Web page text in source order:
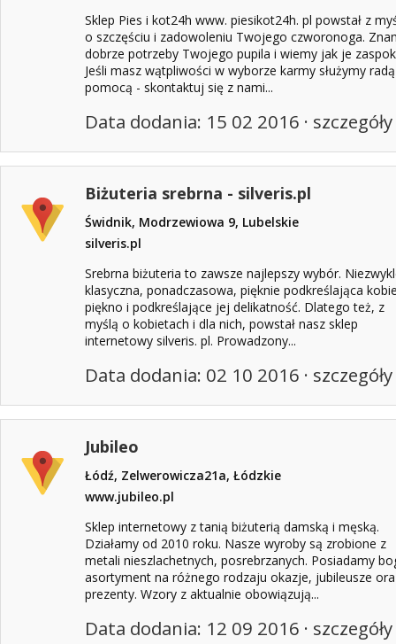
Sklep Pies i kot24h www. piesikot24h. pl powstał z
o szczęściu i zadowoleniu Twojego czworonoga.
dobrze potrzeby Twojego pupila i wiemy jak je
Jeśli masz wątpliwości w wyborze karmy służymy
pomocą - skontaktuj się z nami...
Data dodania: 15 02 2016 ·
Biżuteria srebrna - silveris.pl
Świdnik, Modrzewiowa 9, Lubelskie
silveris.pl
Srebrna biżuteria to zawsze najlepszy wybór.
klasyczna, ponadczasowa, pięknie podkreślająca
piękno i podkreślające jej delikatność. Dlatego też, z
myślą o kobietach i dla nich, powstał nasz sklep
internetowy silveris. pl. Prowadzony...
Data dodania: 02 10 2016 ·
Jubileo
Łódź, Zelwerowicza21a, Łódzkie
www.jubileo.pl
Sklep internetowy z tanią biżuterią damską i męską.
Działamy od 2010 roku. Nasze wyroby są zrobione z
metali nieszlachetnych, posrebrzanych. Posiadamy
asortyment na różnego rodzaju okazje, jubileusze
prezenty. Wzory z aktualnie obowiązują...
Data dodania: 12 09 2016 ·